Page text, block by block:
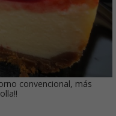
convencional, más